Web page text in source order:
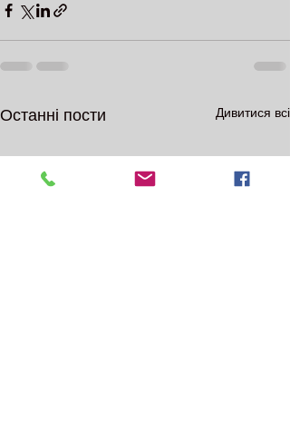
Останні пости Дивитися всі